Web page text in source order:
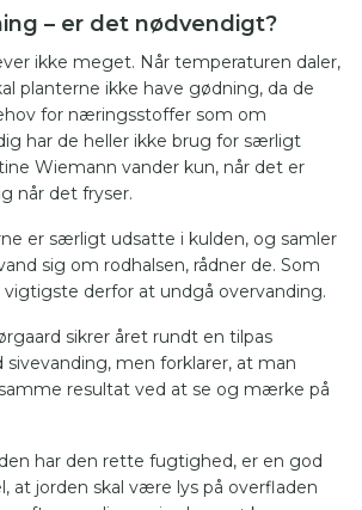
– er det nødvendigt?
ikke meget. Når temperaturen daler,
planterne ikke have gødning, da de
for næringsstoffer som om
har de heller ikke brug for særligt
Wiemann vander kun, når det er
når det fryser.
er særligt udsatte i kulden, og samler
sig om rodhalsen, rådner de. Som
derfor at undgå overvanding.
sikrer året rundt en tilpas
men forklarer, at man
resultat ved at se og mærke på
har den rette fugtighed, er en god
at jorden skal være lys på overfladen